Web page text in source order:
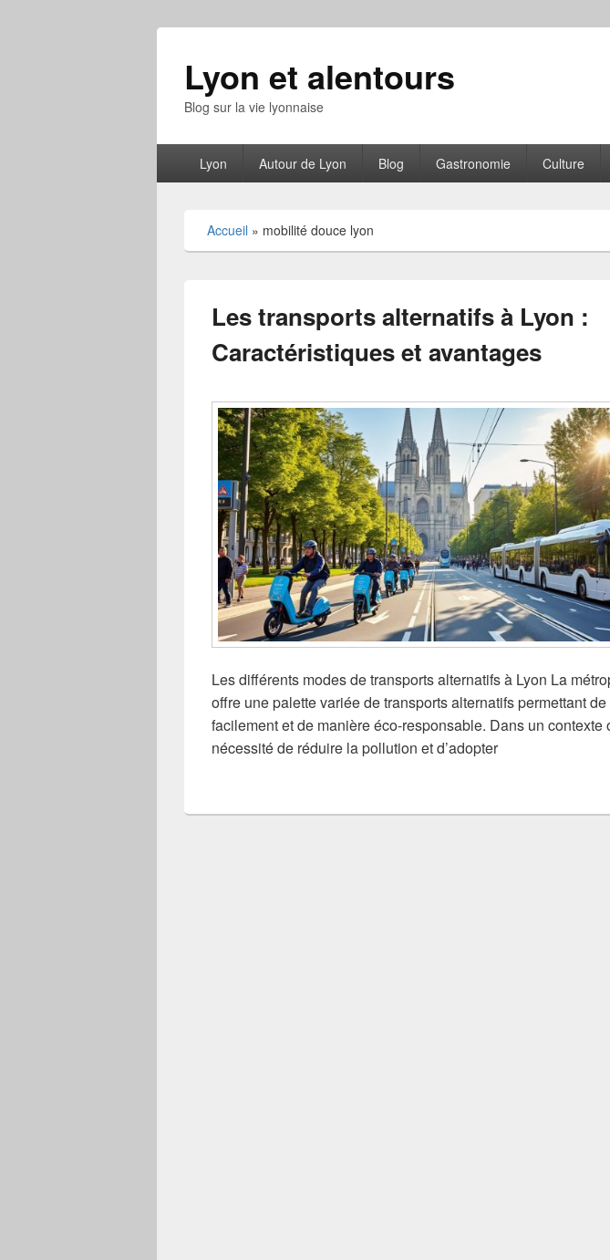
Lyon et alentours
Blog sur la vie lyonnaise
principalLyon Autour de Lyon Blog Gastronomie Culture
Accueil » mobilité douce lyon
Les transports alternatifs à Lyon :
Caractéristiques et avantages
Les différents modes de transports alternatifs à Lyon La
offre une palette variée de transports alternatifs permettant
facilement et de manière éco-responsable. Dans un contexte
nécessité de réduire la pollution et d’adopter